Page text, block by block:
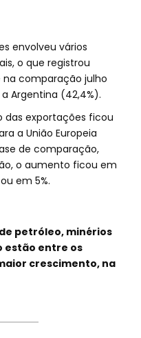
envolveu vários
o que registrou
comparação julho
Argentina (42,4%).
das exportações ficou
a União Europeia
de comparação,
o aumento ficou em
em 5%.
petróleo, minérios
estão entre os
crescimento, na